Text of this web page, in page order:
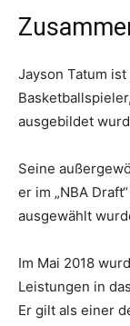
Jayson Tatum
ausgebildet
Seine
er im „NBA
ausgewählt
Im Mai 2018
Leistungen in
Er gilt als einer